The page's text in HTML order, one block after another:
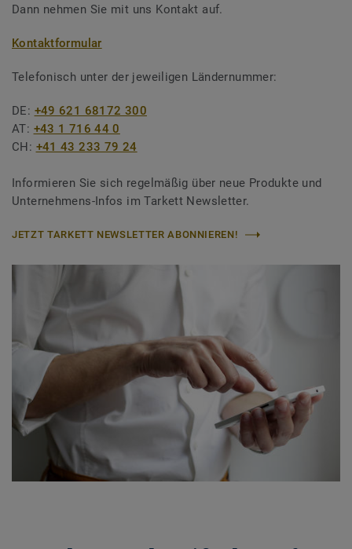
Dann nehmen Sie mit uns Kontakt auf.
Kontaktformular
Telefonisch unter der jeweiligen Ländernummer:
DE: +49 621 68172 300
AT: +43 1 716 44 0
CH: +41 43 233 79 24
Informieren Sie sich regelmäßig über neue Produkte und
Unternehmens-Infos im Tarkett Newsletter.
JETZT TARKETT NEWSLETTER ABONNIEREN!